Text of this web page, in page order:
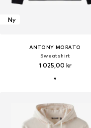
Ny
ANTONY MORATO
Sweatshirt
1 025,00 kr